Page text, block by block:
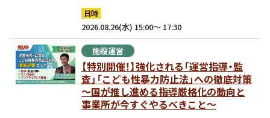
日時
2026.08.26(水) 15:00～ 17:30
施設運営
【特別開催！】強化される「運営指導・監
査」「こども性暴力防止法」への徹底対策
～国が推し進める指導厳格化の動向と
事業所が今すぐやるべきこと～